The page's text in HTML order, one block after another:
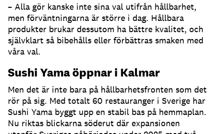
– Alla gör kanske inte sina val utifrån hållbarhet,
men förväntningarna är större i dag. Hållbara
produkter brukar dessutom ha bättre kvalitet, och
självklart så bibehålls eller förbättras smaken med
våra val.
Sushi Yama öppnar i Kalmar
Men det är inte bara på hållbarhetsfronten som det
rör på sig. Med totalt 60 restauranger i Sverige har
Sushi Yama byggt upp en stabil bas på hemmaplan.
Nu riktas blickarna söderut där expansionen